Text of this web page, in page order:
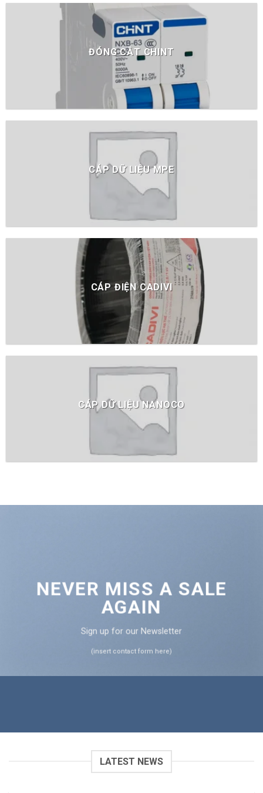
ĐÓNG CẮT CHINT
CÁP DỮ LIỆU MPE
CÁP ĐIỆN CADIVI
CÁP DỮ LIỆU NANOCO
NEVER MISS A SALE
AGAIN
Sign up for our Newsletter
(insert contact form here)
LATEST NEWS